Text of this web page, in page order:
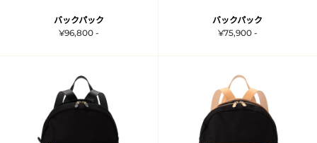
バックパック
¥96,800 -
バックパック
¥75,900 -